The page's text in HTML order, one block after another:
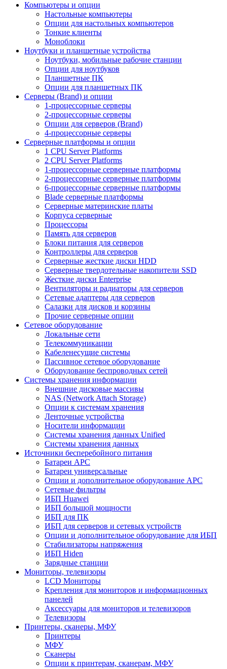
Компьютеры и опции
Настольные компьютеры
Опции для настольных компьютеров
Тонкие клиенты
Моноблоки
Ноутбуки и планшетные устройства
Ноутбуки, мобильные рабочие станции
Опции для ноутбуков
Планшетные ПК
Опции для планшетных ПК
Серверы (Brand) и опции
1-процессорные серверы
2-процессорные серверы
Опции для серверов (Brand)
4-процессорные серверы
Серверные платформы и опции
1 CPU Server Platforms
2 CPU Server Platforms
1-процессорные серверные платформы
2-процессорные серверные платформы
6-процессорные серверные платформы
Blade серверные платформы
Серверные материнские платы
Корпуса серверные
Процессоры
Память для серверов
Блоки питания для серверов
Контроллеры для серверов
Серверные жесткие диски HDD
Серверные твердотельные накопители SSD
Жесткие диски Enterprise
Вентиляторы и радиаторы для серверов
Сетевые адаптеры для серверов
Салазки для дисков и корзины
Прочие серверные опции
Сетевое оборудование
Локальные сети
Телекоммуникации
Кабеленесущие системы
Пассивное сетевое оборудование
Оборудование беспроводных сетей
Системы хранения информации
Внешние дисковые массивы
NAS (Network Attach Storage)
Опции к системам хранения
Ленточные устройства
Носители информации
Системы хранения данных Unified
Системы хранения данных
Источники бесперебойного питания
Батареи APC
Батареи универсальные
Опции и дополнительное оборудование АРС
Сетевые фильтры
ИБП Huawei
ИБП большой мощности
ИБП для ПК
ИБП для серверов и сетевых устройств
Опции и дополнительное оборудование для ИБП
Стабилизаторы напряжения
ИБП Hiden
Зарядные станции
Мониторы, телевизоры
LCD Мониторы
Крепления для мониторов и информационных
панелей
Аксессуары для мониторов и телевизоров
Телевизоры
Принтеры, сканеры, МФУ
Принтеры
МФУ
Сканеры
Опции к принтерам, сканерам, МФУ